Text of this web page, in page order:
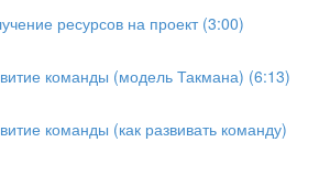
ресурсов на проект (3:00)
команды (модель Такмана) (6:13)
команды (как развивать команду)